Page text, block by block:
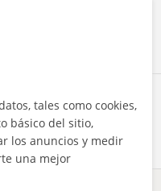
tales como cookies,
básico del sitio,
los anuncios y medir
una mejor